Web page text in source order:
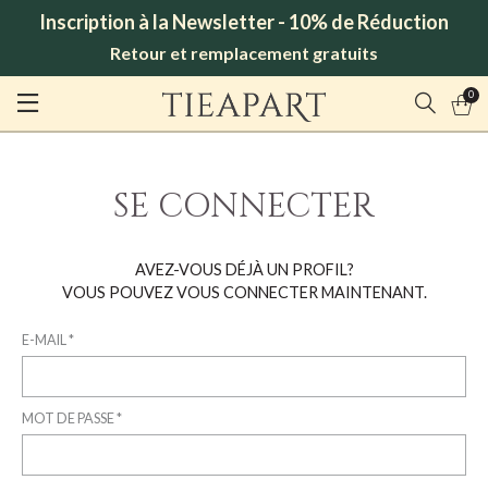
Inscription à la Newsletter - 10% de Réduction
Retour et remplacement gratuits
0
SE CONNECTER
AVEZ-VOUS DÉJÀ UN PROFIL?
VOUS POUVEZ VOUS CONNECTER MAINTENANT.
E-MAIL *
MOT DE PASSE *